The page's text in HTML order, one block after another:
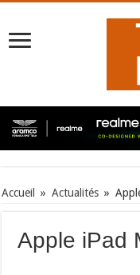
Accueil » Actualités »
Apple iPad